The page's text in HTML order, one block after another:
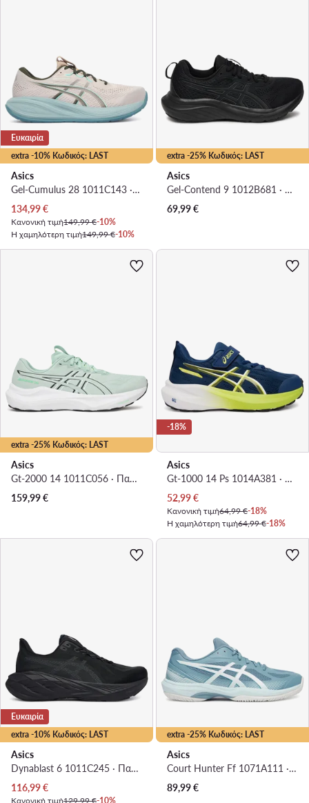
extra -10% Κωδικός: LAST
Ευκαιρία
Asics
Gel-Cumulus 28 1011C143 · Παπούτσια για Τρέξιμο
Τρέχουσα τιμή
134,99€
Κανονική τιμή149,99 €-10%
Η χαμηλότερη τιμή149,99 €-10%
extra -25% Κωδικός: LAST
Asics
Gel-Contend 9 1012B681 · Παπούτσια για Τρέξιμο
69,99€
extra -25% Κωδικός: LAST
Asics
Gt-2000 14 1011C056 · Παπούτσια για Τρέξιμο
159,99€
-18%
Asics
Gt-1000 14 Ps 1014A381 · Παπούτσια για Τρέξιμο
Τρέχουσα τιμή
52,99€
Κανονική τιμή64,99 €-18%
Η χαμηλότερη τιμή64,99 €-18%
extra -10% Κωδικός: LAST
Ευκαιρία
Asics
Dynablast 6 1011C245 · Παπούτσια για Τρέξιμο
Τρέχουσα τιμή
116,99€
Κανονική τιμή129,99 €-10%
extra -25% Κωδικός: LAST
Asics
Court Hunter Ff 1071A111 · Παπούτσια Σάλας
89,99€